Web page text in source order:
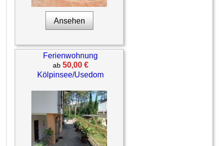
Ansehen
Ferienwohnung
ab 50,00 €
Kölpinsee/Usedom